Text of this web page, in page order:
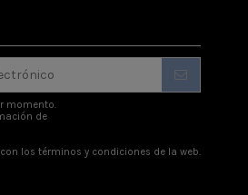
momento.
de
los términos y condiciones de la web.